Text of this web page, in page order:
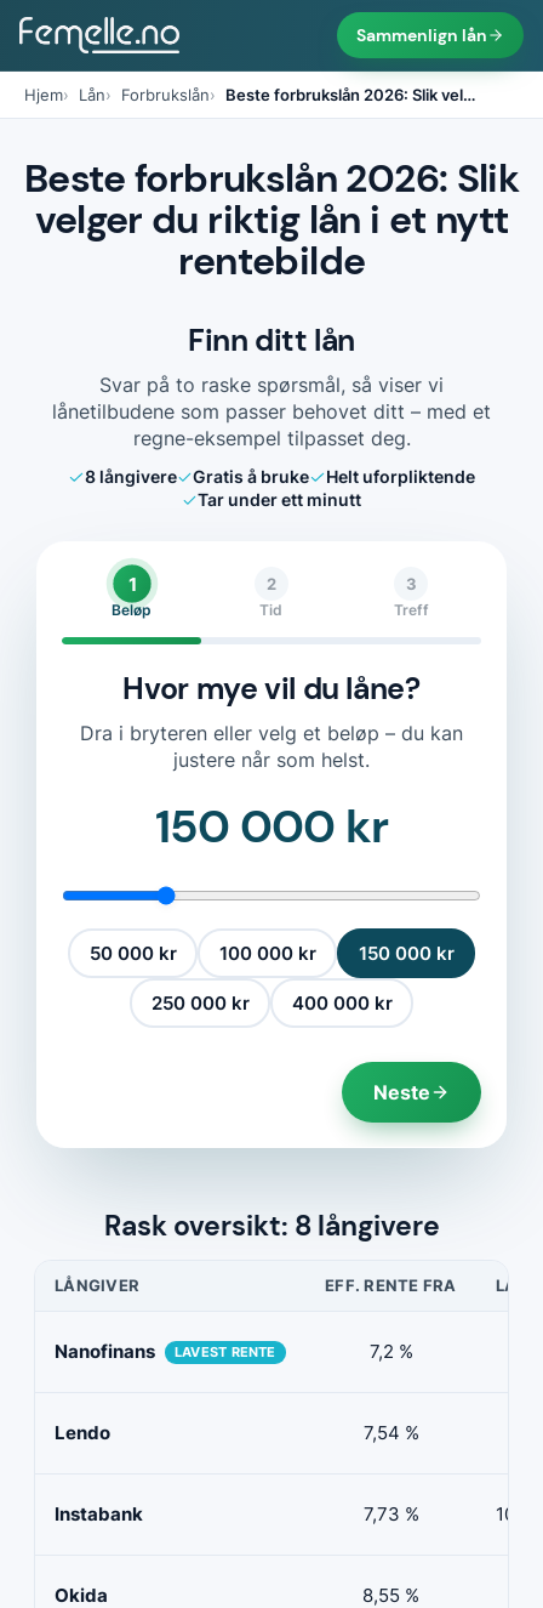
Sammenlign lån
Hjem Lån Forbrukslån Beste forbrukslån 2026: Slik vel…
Beste forbrukslån 2026: Slik
velger du riktig lån i et nytt
rentebilde
Finn ditt lån
Svar på to raske spørsmål, så viser vi
lånetilbudene som passer behovet ditt – med et
regne-eksempel tilpasset deg.
8långivere Gratis å bruke
Helt uforpliktende
Tar under ett minutt
1
Beløp
2
Tid
3
Treff
Hvor mye vil du låne?
Dra i bryteren eller velg et beløp – du kan
justere når som helst.
150 000 kr
50 000 kr 100 000 kr 150 000 kr
250 000 kr 400 000 kr
Neste
Rask oversikt: 8 långivere
LÅNGIVER EFF. RENTE FRA
Nanofinans LAVEST RENTE 7,2 %
Lendo 7,54 %
Instabank 7,73 % 100
Okida 8,55 %